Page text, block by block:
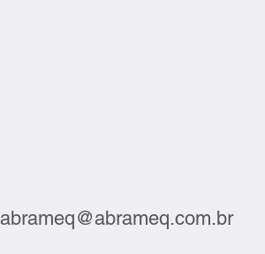
abrameq@abrameq.com.br